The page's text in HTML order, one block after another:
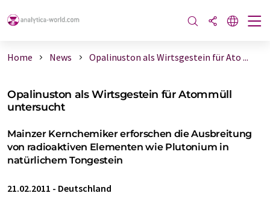
Home News Opalinuston als Wirtsgestein für Ato ...
Opalinuston als Wirtsgestein für Atommüll
untersucht
Mainzer Kernchemiker erforschen die Ausbreitung
von radioaktiven Elementen wie Plutonium in
natürlichem Tongestein
21.02.2011 - Deutschland